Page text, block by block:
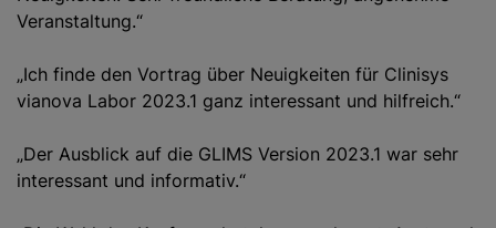
Veranstaltung.“
„Ich finde den Vortrag über Neuigkeiten für Clinisys
vianova Labor 2023.1 ganz interessant und hilfreich.“
„Der Ausblick auf die GLIMS Version 2023.1 war sehr
interessant und informativ.“